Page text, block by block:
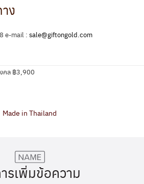
ง
e-mail : sale@giftongold.com
คล ฿3,900
Made in Thailand
รเพิ่มข้อความ